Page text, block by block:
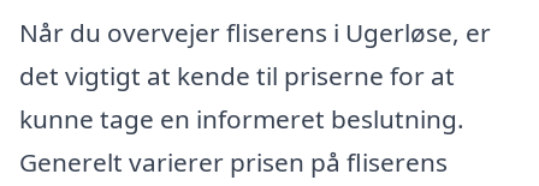
Når du overvejer fliserens i Ugerløse, er
det vigtigt at kende til priserne for at
kunne tage en informeret beslutning.
Generelt varierer prisen på fliserens